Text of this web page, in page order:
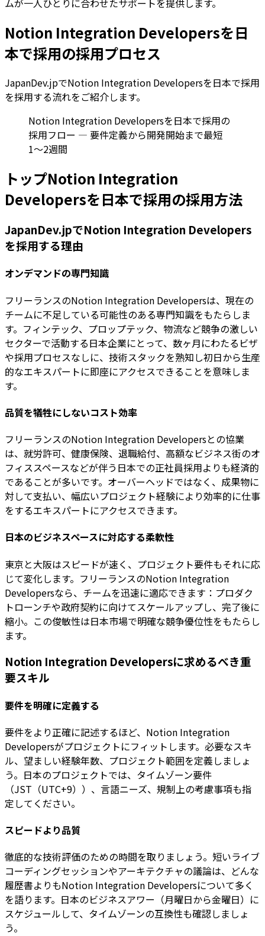
ムが一人ひとりに合わせたサポートを提供します。
Notion Integration Developersを日
本で採用の採用プロセス
JapanDev.jpでNotion Integration Developersを日本で採用
を採用する流れをご紹介します。
Notion Integration Developersを日本で採用の
採用フロー — 要件定義から開発開始まで最短
1〜2週間
トップNotion Integration
Developersを日本で採用の採用方法
JapanDev.jpでNotion Integration Developers
を採用する理由
オンデマンドの専門知識
フリーランスのNotion Integration Developersは、現在の
チームに不足している可能性のある専門知識をもたらしま
す。フィンテック、プロップテック、物流など競争の激しい
セクターで活動する日本企業にとって、数ヶ月にわたるビザ
や採用プロセスなしに、技術スタックを熟知し初日から生産
的なエキスパートに即座にアクセスできることを意味しま
す。
品質を犠牲にしないコスト効率
フリーランスのNotion Integration Developersとの協業
は、就労許可、健康保険、退職給付、高額なビジネス街のオ
フィススペースなどが伴う日本での正社員採用よりも経済的
であることが多いです。オーバーヘッドではなく、成果物に
対して支払い、幅広いプロジェクト経験により効率的に仕事
をするエキスパートにアクセスできます。
日本のビジネスペースに対応する柔軟性
東京と大阪はスピードが速く、プロジェクト要件もそれに応
じて変化します。フリーランスのNotion Integration
Developersなら、チームを迅速に適応できます：プロダク
トローンチや政府契約に向けてスケールアップし、完了後に
縮小。この俊敏性は日本市場で明確な競争優位性をもたらし
ます。
Notion Integration Developersに求めるべき重
要スキル
要件を明確に定義する
要件をより正確に記述するほど、Notion Integration
Developersがプロジェクトにフィットします。必要なスキ
ル、望ましい経験年数、プロジェクト範囲を定義しましょ
う。日本のプロジェクトでは、タイムゾーン要件
（JST（UTC+9））、言語ニーズ、規制上の考慮事項も指
定してください。
スピードより品質
徹底的な技術評価のための時間を取りましょう。短いライブ
コーディングセッションやアーキテクチャの議論は、どんな
履歴書よりもNotion Integration Developersについて多く
を語ります。日本のビジネスアワー（月曜日から金曜日）に
スケジュールして、タイムゾーンの互換性も確認しましょ
う。